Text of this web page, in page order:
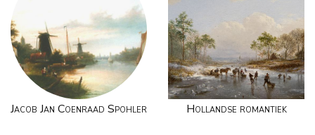
Jacob Jan Coenraad Spohler Hollandse romantiek